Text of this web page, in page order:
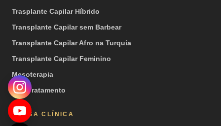
Trasplante Capilar Híbrido
Transplante Capilar sem Barbear
Transplante Capilar Afro na Turquia
Transplante Capilar Feminino
Mesoterapia
PRP Tratamento
NOSSA CLÍNICA